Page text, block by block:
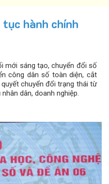
hành chính
mới sáng tạo, chuyển đổi số
công dân số toàn diện, cắt
chuyển đổi trạng thái từ
dân, doanh nghiệp.